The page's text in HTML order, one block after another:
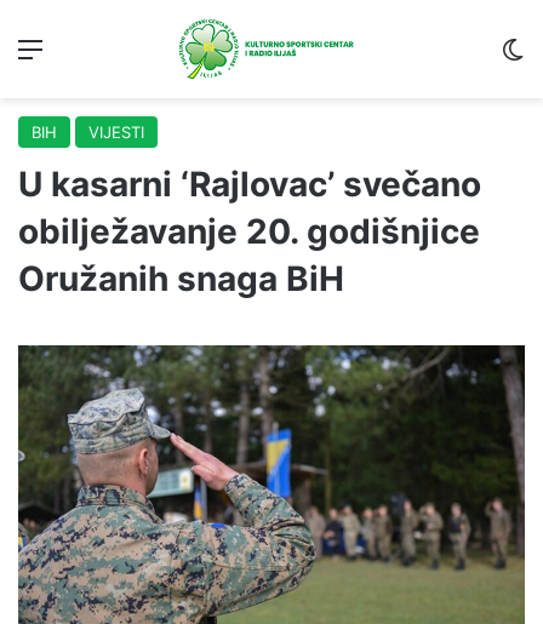
BIH VIJESTI
U kasarni ‘Rajlovac’ svečano
obilježavanje 20. godišnjice
Oružanih snaga BiH